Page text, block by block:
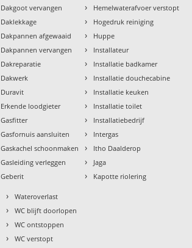
Dakgoot vervangen
Daklekkage
Dakpannen afgewaaid
Dakpannen vervangen
Dakreparatie
Dakwerk
Duravit
Erkende loodgieter
Gasfitter
Gasfornuis aansluiten
Gaskachel schoonmaken
Gasleiding verleggen
Geberit
› Hemelwaterafvoer verstopt
› Hogedruk reiniging
› Huppe
› Installateur
› Installatie badkamer
› Installatie douchecabine
› Installatie keuken
› Installatie toilet
› Installatiebedrijf
› Intergas
› Itho Daalderop
› Jaga
› Kapotte riolering
› Wateroverlast
› WC blijft doorlopen
› WC ontstoppen
› WC verstopt